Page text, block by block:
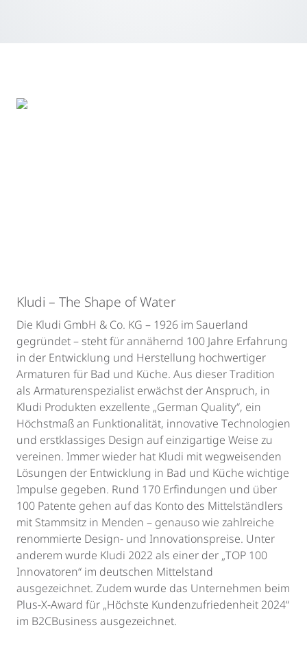
Kludi – The Shape of Water
Die Kludi GmbH & Co. KG – 1926 im Sauerland
gegründet – steht für annähernd 100 Jahre Erfahrung
in der Entwicklung und Herstellung hochwertiger
Armaturen für Bad und Küche. Aus dieser Tradition
als Armaturenspezialist erwächst der Anspruch, in
Kludi Produkten exzellente „German Quality“, ein
Höchstmaß an Funktionalität, innovative Technologien
und erstklassiges Design auf einzigartige Weise zu
vereinen. Immer wieder hat Kludi mit wegweisenden
Lösungen der Entwicklung in Bad und Küche wichtige
Impulse gegeben. Rund 170 Erfindungen und über
100 Patente gehen auf das Konto des Mittelständlers
mit Stammsitz in Menden – genauso wie zahlreiche
renommierte Design- und Innovationspreise. Unter
anderem wurde Kludi 2022 als einer der „TOP 100
Innovatoren“ im deutschen Mittelstand
ausgezeichnet. Zudem wurde das Unternehmen beim
Plus-X-Award für „Höchste Kundenzufriedenheit 2024“
im B2CBusiness ausgezeichnet.